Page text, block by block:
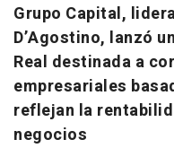
Grupo Capital,
D’Agostino, lanzó
Real destinada a
empresariales
reflejan la
negocios